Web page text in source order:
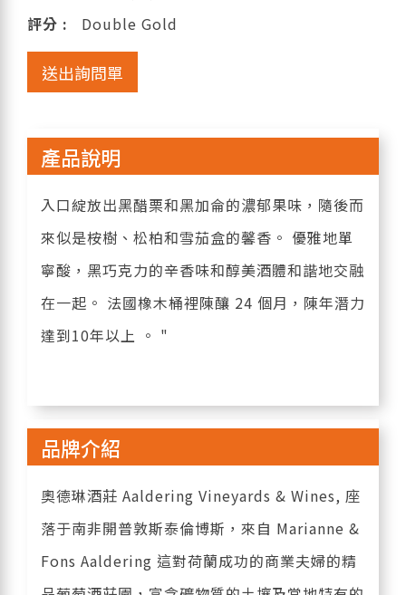
評分 :
Double Gold
送出詢問單
產品說明
入口綻放出黑醋栗和黑加侖的濃郁果味，隨後而
來似是桉樹、松柏和雪茄盒的馨香。 優雅地單
寧酸，黑巧克力的辛香味和醇美酒體和諧地交融
在一起。 法國橡木桶裡陳釀 24 個月，陳年潛力
達到10年以上 。 "
品牌介紹
奧德琳酒莊 Aaldering Vineyards & Wines, 座
落于南非開普敦斯泰倫博斯，來自 Marianne &
Fons Aaldering 這對荷蘭成功的商業夫婦的精